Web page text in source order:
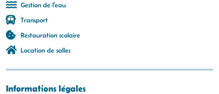
Gestion de l'eau
Transport
Restauration scolaire
Location de salles
Informations légales